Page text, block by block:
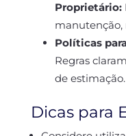
Proprietário:
manutenção,
Políticas
Regras
de estimação.
Dicas para